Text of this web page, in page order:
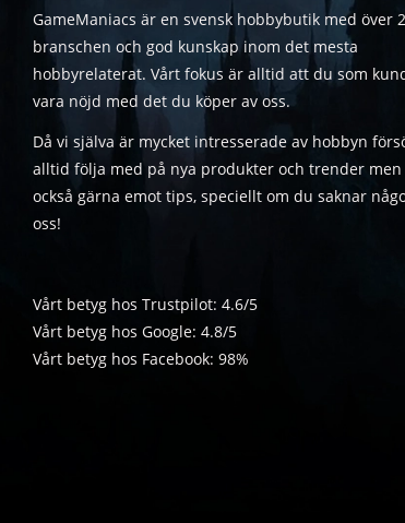
GameManiacs är en svensk hobbybutik med över
branschen och god kunskap inom det mesta
hobbyrelaterat. Vårt fokus är alltid att du som
vara nöjd med det du köper av oss.
Då vi själva är mycket intresserade av hobbyn
alltid följa med på nya produkter och trender
också gärna emot tips, speciellt om du saknar
oss!
Vårt betyg hos Trustpilot: 4.6/5
Vårt betyg hos Google: 4.8/5
Vårt betyg hos Facebook: 98%